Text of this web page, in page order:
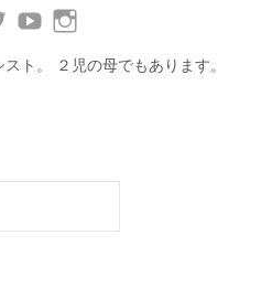
ト。 ２児の母でもあります。